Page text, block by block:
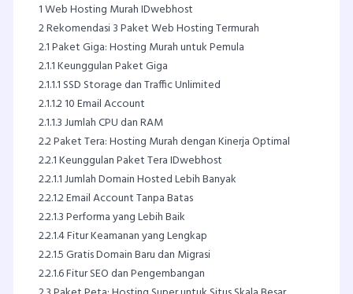
1Web Hosting Murah IDwebhost
2Rekomendasi 3 Paket Web Hosting Termurah
2.1Paket Giga: Hosting Murah untuk Pemula
2.1.1Keunggulan Paket Giga
2.1.1.1 SSD Storage dan Traffic Unlimited
2.1.1.210 Email Account
2.1.1.3Jumlah CPU dan RAM
2.2Paket Tera: Hosting Murah dengan Kinerja Optimal
2.2.1Keunggulan Paket Tera IDwebhost
2.2.1.1Jumlah Domain Hosted Lebih Banyak
2.2.1.2Email Account Tanpa Batas
2.2.1.3Performa yang Lebih Baik
2.2.1.4Fitur Keamanan yang Lengkap
2.2.1.5Gratis Domain Baru dan Migrasi
2.2.1.6Fitur SEO dan Pengembangan